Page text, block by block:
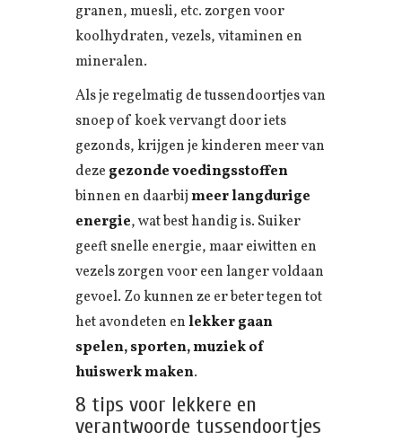
granen, muesli, etc. zorgen voor
koolhydraten, vezels, vitaminen en
mineralen.
Als je regelmatig de tussendoortjes van
snoep of koek vervangt door iets
gezonds, krijgen je kinderen meer van
deze gezonde voedingsstoffen
binnen en daarbijmeer langdurige
energie, wat best handig is. Suiker
geeft snelle energie, maar eiwitten en
vezels zorgen voor een langer voldaan
gevoel. Zo kunnen ze er beter tegen tot
het avondeten enlekker gaan
spelen, sporten, muziek of
huiswerk maken.
8 tips voor lekkere en
verantwoorde tussendoortjes